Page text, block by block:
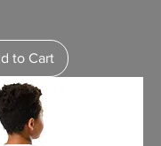
to Cart